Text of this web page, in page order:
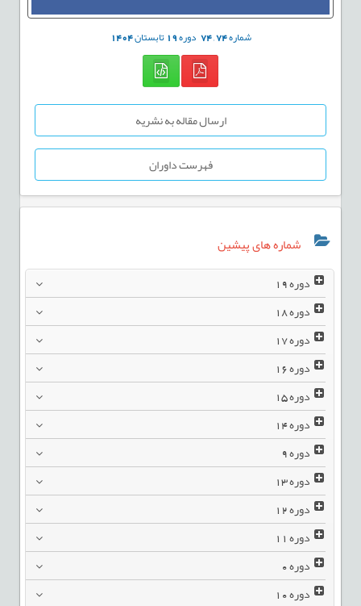
شماره74
,
74 دوره19تابستان1404
ارسال مقاله به نشریه
فهرست داوران
شماره های پیشین
دوره19
دوره18
دوره17
دوره16
دوره15
دوره14
دوره9
دوره13
دوره12
دوره11
دوره0
دوره10